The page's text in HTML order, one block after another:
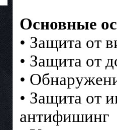
Основные
• Защита от
• Защита от
•
• Защита от
антифишинг